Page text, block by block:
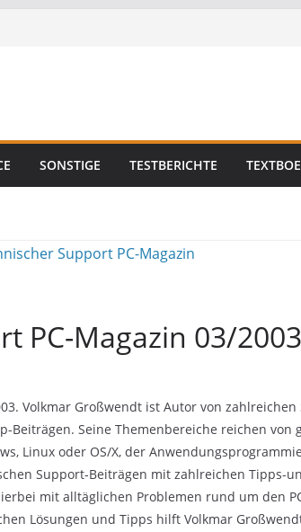
SONSTIGE TESTBERICHTE
PC-Magazin 03/2003
Volkmar Großwendt ist Autor von zahlreichen
Beiträgen. Seine Themenbereiche reichen von
Linux oder OS/X, der
Support-Beiträgen mit zahlreichen Tipps-
mit alltäglichen Problemen rund um den
Lösungen und Tipps hilft Volkmar